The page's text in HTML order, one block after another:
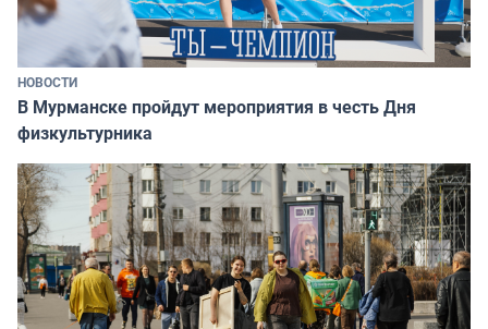
НОВОСТИ
В Мурманске пройдут мероприятия в честь Дня
физкультурника